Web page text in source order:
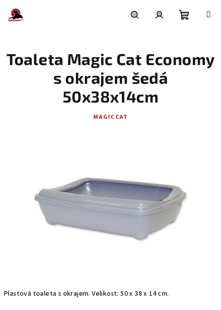
obsah
košík
Plastová toaleta s okrajem. Velikost: 50 x 38 x 14 cm.
Toaleta Magic Cat Economy
s okrajem šedá
50x38x14cm
MAGIC CAT